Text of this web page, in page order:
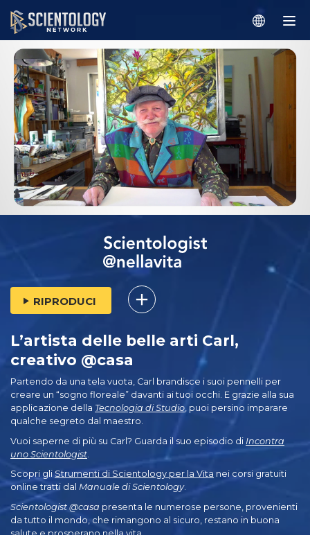
RIPRODUCI
L’artista delle belle arti Carl,
creativo @casa
Partendo da una tela vuota, Carl brandisce i suoi pennelli per
creare un “sogno floreale” davanti ai tuoi occhi. E grazie alla sua
applicazione della Tecnologia di Studio , puoi persino imparare
qualche segreto dal maestro.
Vuoi saperne di più su Carl? Guarda il suo episodio di Incontra
uno Scientologist
Scopri gliStrumenti di Scientology per la Vita nei corsi gratuiti
online tratti dal Manuale di Scientology.
Scientologist @casa presenta le numerose persone, provenienti
da tutto il mondo, che rimangono al sicuro, restano in buona